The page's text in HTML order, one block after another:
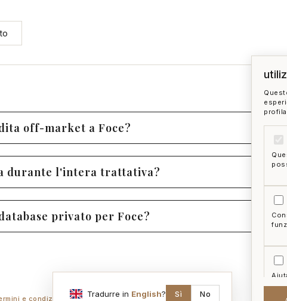
off-market a Foce?
durante l'intera trattativa?
privato per Foce?
e condizioni ai act accedi
Tradurre in English? Sì No